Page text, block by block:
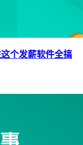
个发薪软件全搞